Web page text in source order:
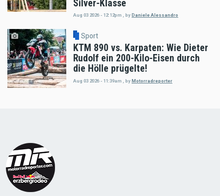
Silver-Klasse
Aug 03 2026 - 12:12pm byDaniele Alessandro
Sport
KTM 890 vs. Karpaten: Wie Dieter
Rudolf ein 200-Kilo-Eisen durch
die Hölle prügelte!
Aug 03 2026 - 11:39am byMotorradreporter